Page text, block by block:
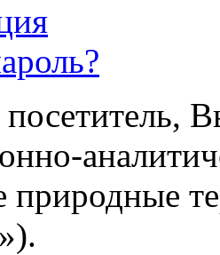
природные